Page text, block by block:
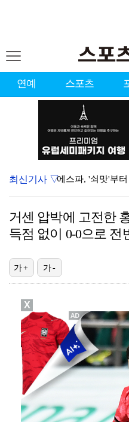
연예 스포츠
최신기사 ▽
거센 압박에 고전한
득점 없이 0-0으로 전
가+ 가-
X